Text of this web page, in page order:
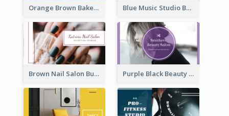
Orange Brown Bakery Business Card Blue Music Studio Business Card
Brown Nail Salon Business Card Purple Black Beauty Salon Business Card